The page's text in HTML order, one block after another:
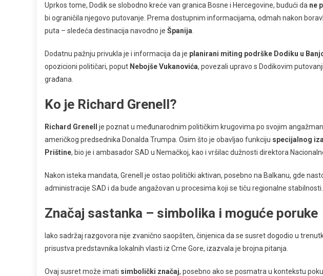
Uprkos tome, Dodik se slobodno kreće van granica Bosne i Hercegovine, budući da ne
bi ograničila njegovo putovanje. Prema dostupnim informacijama, odmah nakon
puta – sledeća destinacija navodno je Španija
Dodatnu pažnju privukla je i informacija da je planirani miting podrške Dodiku u
opozicioni političari, poput Nebojše Vukanovića, povezali upravo s Dodikovim
građana.
Ko je Richard Grenell?
Richard Grenell
je poznat u međunarodnim političkim krugovima po svojim
američkog predsednika Donalda Trumpa. Osim što je obavljao funkciju specijalnog
Prištine, bio je i ambasador SAD u Nemačkoj, kao i vršilac dužnosti direktora
Nakon isteka mandata, Grenell je ostao politički aktivan, posebno na Balkanu, gde
administracije SAD i da bude angažovan u procesima koji se tiču regionalne stabilnosti.
Značaj sastanka – simbolika i moguće poruke
Iako sadržaj razgovora nije zvanično saopšten, činjenica da se susret dogodio u
prisustva predstavnika lokalnih vlasti iz Crne Gore, izazvala je brojna pitanja.
Ovaj susret može imati simbolički značaj, posebno ako se posmatra u kontekstu